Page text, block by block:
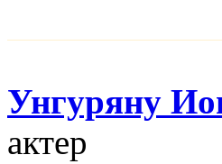
Унгуряну
актер